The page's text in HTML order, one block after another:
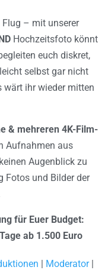
Flug – mit unserer
Hochzeitsfoto könnt
euch diskret,
selbst gar nicht
wärt ihr wieder mitten
& mehreren 4K-Film-
Aufnahmen aus
Augenblick zu
Fotos und Bilder der
für Euer Budget:
ab 1.500 Euro
| Moderator|